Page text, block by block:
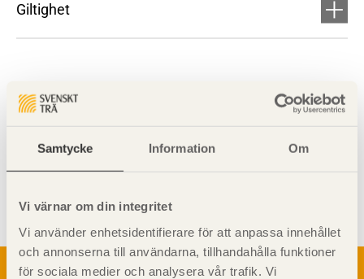
Samtycke Information Om
Vi värnar om din integritet
Vi använder enhetsidentifierare för att anpassa innehållet
och annonserna till användarna, tillhandahålla funktioner
för sociala medier och analysera vår trafik. Vi
Giltighet
Om trä